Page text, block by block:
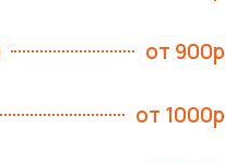
от 900р
от 1000р